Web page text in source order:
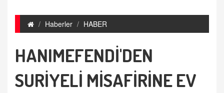
Haberler HABER
HANIMEFENDİ'DEN
SURİYELİ MİSAFİRİNE EV